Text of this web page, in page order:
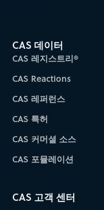
CAS 데이터
CAS 레지스트리®
CAS Reactions
CAS 레퍼런스
CAS 특허
CAS 커머셜 소스
CAS 포뮬레이션
CAS 고객 센터